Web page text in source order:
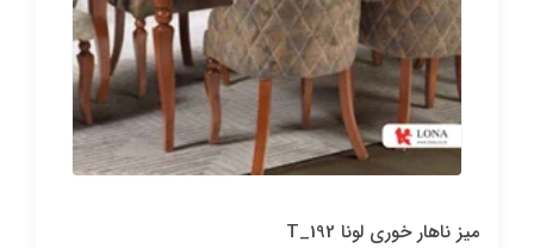
میز ناهار خوری لونا T_192